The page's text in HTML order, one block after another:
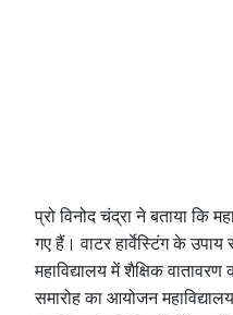
प्रो विनोद चंद्रा ने बताया कि
गए हैं। वाटर हार्वेस्टिंग के
महाविद्यालय में शैक्षिक
समारोह का आयोजन